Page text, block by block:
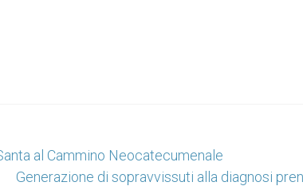
al Cammino Neocatecumenale
Generazione di sopravvissuti alla diagnosi